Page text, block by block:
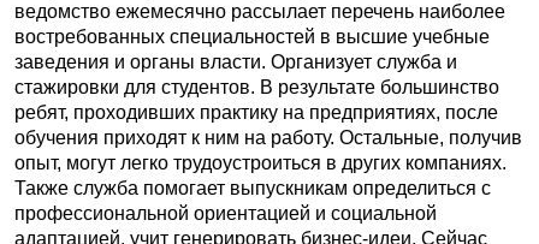
ведомство ежемесячно рассылает перечень наиболее
востребованных специальностей в высшие учебные
заведения и органы власти. Организует служба и
стажировки для студентов. В результате большинство
ребят, проходивших практику на предприятиях, после
обучения приходят к ним на работу. Остальные, получив
опыт, могут легко трудоустроиться в других компаниях.
Также служба помогает выпускникам определиться с
профессиональной ориентацией и социальной
адаптацией, учит генерировать бизнес-идеи. Сейчас